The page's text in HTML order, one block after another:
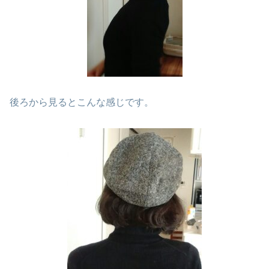
後ろから見るとこんな感じです。